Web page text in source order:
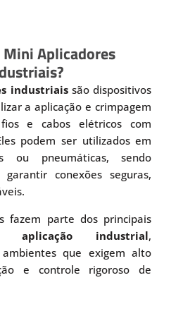
Mini Aplicadores
industriaissão dispositivos
a aplicação e crimpagem
e cabos elétricos com
podem ser utilizados em
ou pneumáticas, sendo
conexões seguras,
fazem parte dos principais
aplicação industrial,
que exigem alto
e controle rigoroso de